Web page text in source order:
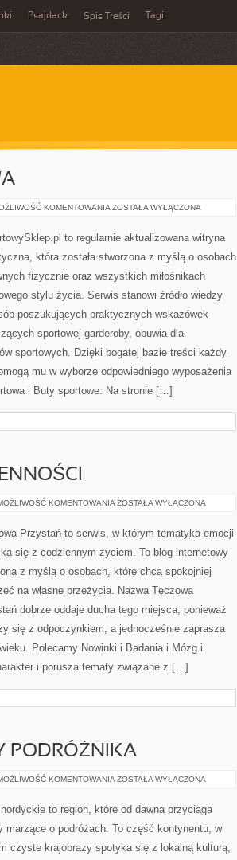
Psajdack Spis Treści Tagi
KOMENTOWANIA EKO
ZOSTAŁA WYŁĄCZONA
to regularnie aktualizowana witryna
która została stworzona z myślą o osobach
fizycznie oraz wszystkich miłośnikach
stylu życia. Serwis stanowi źródło wiedzy
poszukujących praktycznych wskazówek
sportowej garderoby, obuwia dla
sportowych. Dzięki bogatej bazie treści każdy
mu w wyborze odpowiedniego wyposażenia
i Buty sportowe. Na stronie […]
KOMENTOWANIA PSYCHOLOGIA
ZOSTAŁA WYŁĄCZONA
Przystań to serwis, w którym tematyka emocji
się z codziennym życiem. To blog internetowy
z myślą o osobach, które chcą spokojniej
na własne przeżycia. Nazwa Tęczowa
dobrze oddaje ducha tego miejsca, ponieważ
się z odpoczynkiem, a jednocześnie zaprasza
Polecamy Nowinki i Badania i Mózg i
i porusza tematy związane z […]
PODRÓŻNIKA
KOMENTOWANIA PRAKTYCZNE
ZOSTAŁA WYŁĄCZONA
to region, które od dawna przyciąga
marzące o podróżach. To część kontynentu, w
czyste krajobrazy spotyka się z lokalną kulturą,